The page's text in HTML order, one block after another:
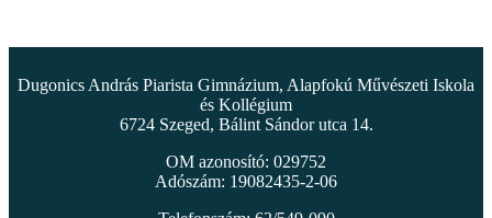
Dugonics András Piarista Gimnázium, Alapfokú Művészeti Iskola
és Kollégium
6724 Szeged, Bálint Sándor utca 14.
OM azonosító: 029752
Adószám: 19082435-2-06